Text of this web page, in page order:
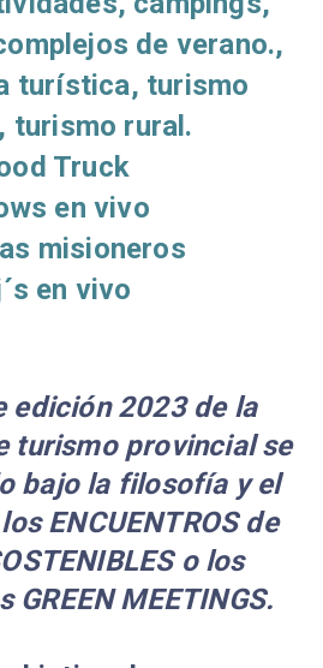
de verano.,
turística, turismo
turismo rural.
Truck
en vivo
misioneros
en vivo
edición 2023 de la
turismo provincial se
bajo la filosofía y el
ENCUENTROS de
o los
GREEN MEETINGS.